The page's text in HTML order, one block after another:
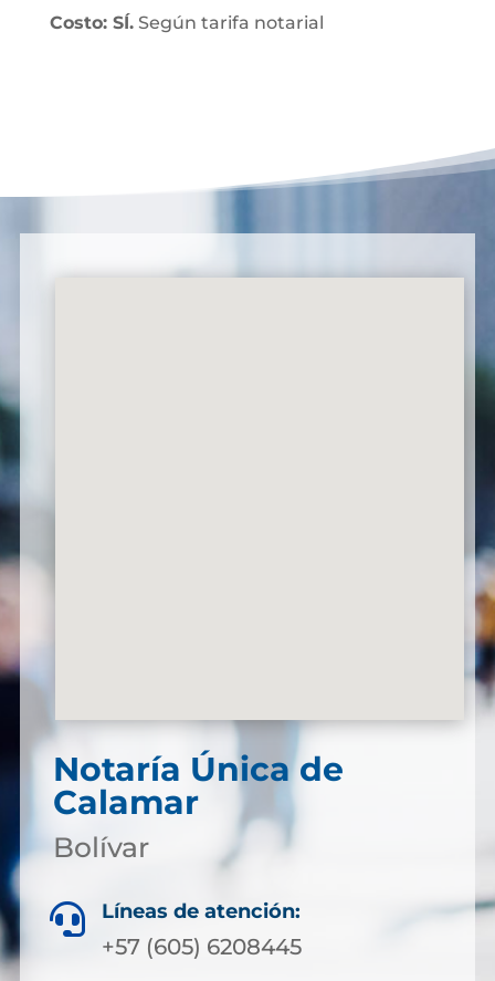
Costo: SÍ.Según tarifa notarial
Notaría Única de
Calamar
Bolívar
 Líneas de atención:
+57 (605) 6208445